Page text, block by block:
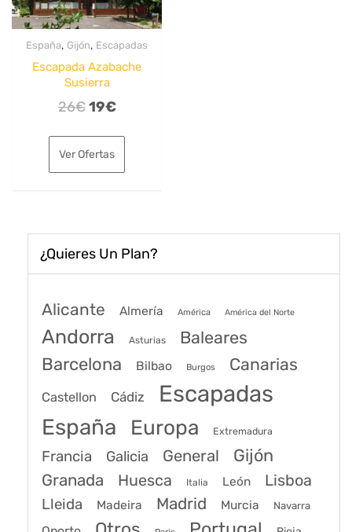
España, Gijón, Escapadas
Escapada Azabache
Susierra
26€ El
original
era:
19€El
es:
Ver Ofertas
¿Quieres Un Plan?
Alicante Almería América América del Norte
Andorra Asturias Baleares
Barcelona Bilbao Burgos Canarias
Castellon Cádiz Escapadas
España Europa Extremadura
Francia Galicia General Gijón
Granada Huesca Italia León Lisboa
Lleida Madeira Madrid Murcia Navarra